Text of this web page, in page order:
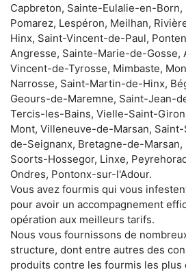
Capbreton, Sainte-Eulalie-en-
Pomarez, Lespéron, Meilhan,
Hinx, Saint-Vincent-de-Paul,
Angresse, Sainte-Marie-de-Gosse,
Vincent-de-Tyrosse, Mimbaste,
Narrosse, Saint-Martin-de-Hinx,
Geours-de-Maremne, Saint-Jean-
Tercis-les-Bains, Vielle-Saint-
Mont, Villeneuve-de-Marsan,
de-Seignanx, Bretagne-de-
Soorts-Hossegor, Linxe,
Ondres, Pontonx-sur-l'Adour.
Vous avez fourmis qui vous
pour avoir un accompagnement
opération aux meilleurs tarifs.
Nous vous fournissons de
structure, dont entre autres des
produits contre les fourmis les plus